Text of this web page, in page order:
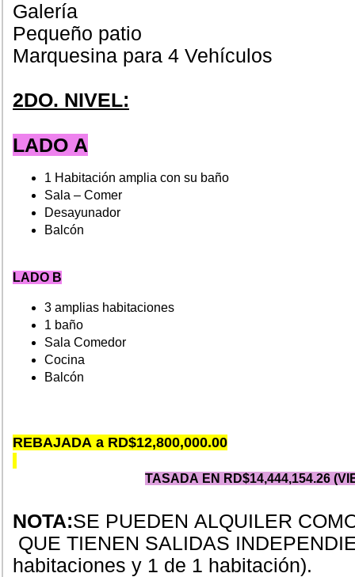
Galería
Pequeño patio
Marquesina para 4 Vehículos
2DO. NIVEL:
LADO A
1 Habitación amplia con su baño
Sala – Comer
Desayunador
Balcón
LADO B
3 amplias habitaciones
1 baño
Sala Comedor
Cocina
Balcón
REBAJADA a RD$12,800,000.00
TASADA EN RD$14,444,154.26
NOTA:SE PUEDEN ALQUILER
QUE TIENEN SALIDAS
habitaciones y 1 de 1 habitación).